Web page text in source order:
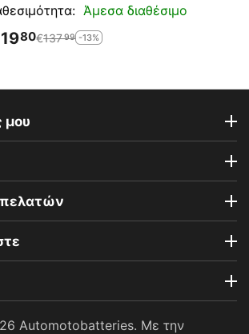
Άμεσα διαθέσιμο
80€13799 -13%
μου
Automotobatteries. Με την